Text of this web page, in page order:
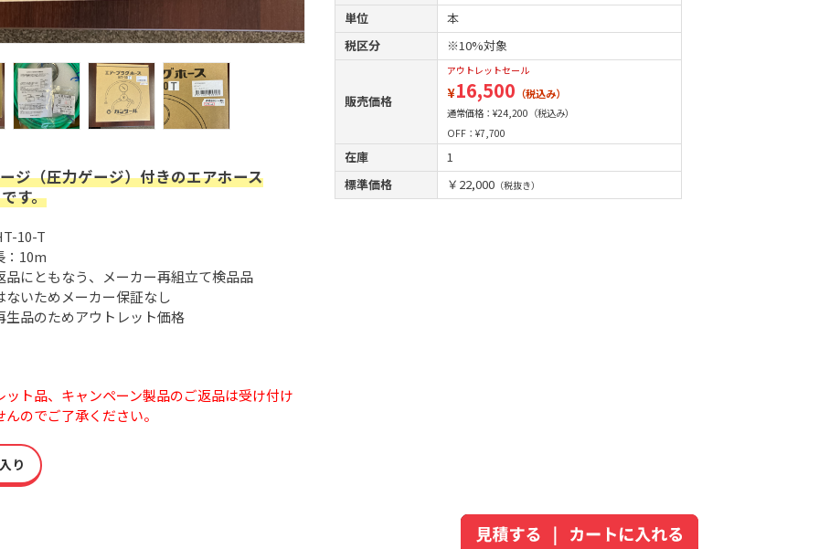
ジ（圧力ゲージ）付きのエアホース
す。
10-T
10m
にともなう、メーカー再組立て検品品
いためメーカー保証なし
品のためアウトレット価格
ト品、キャンペーン製品のご返品は受け付け
のでご了承ください。
り
単位
本
税区分
※10%対象
販売価格
アウトレットセール
¥16,500 （税込み）
通常価格：¥24,200 （税込み）
OFF：¥7,700
在庫
1
標準価格
￥22,000 （税抜き）